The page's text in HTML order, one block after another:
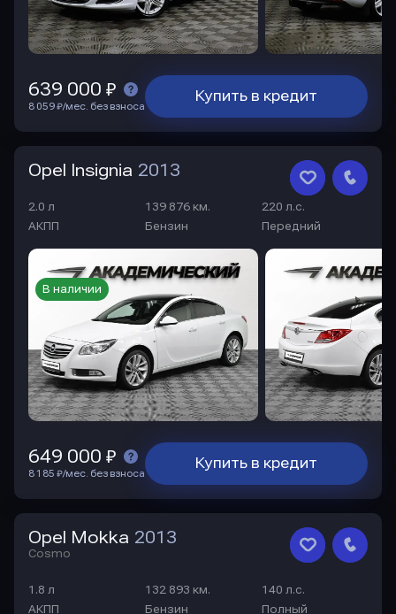
Купить в кредит
639 000 ₽
8 059 ₽/мес. без взноса
Opel Insignia 2013
2.0 л 139 876 км.
220 л.с.
АКПП
Бензин Передний
В наличии
Купить в кредит
649 000 ₽
8 185 ₽/мес. без взноса
Opel Mokka 2013
Cosmo
1.8 л 132 893 км.
140 л.с.
АКПП
Бензин Полный